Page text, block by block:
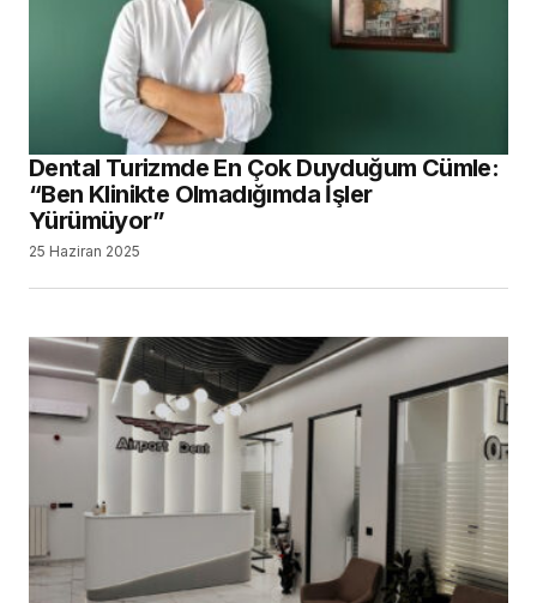
Dental Turizmde En Çok Duyduğum Cümle:
“Ben Klinikte Olmadığımda İşler
Yürümüyor”
25 Haziran 2025